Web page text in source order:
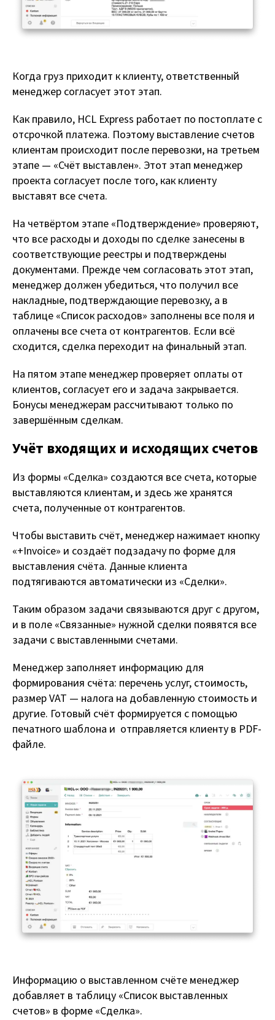
Когда груз приходит к клиенту, ответственный
менеджер согласует этот этап.
Как правило, HCL Express работает по постоплате с
отсрочкой платежа. Поэтому выставление счетов
клиентам происходит после перевозки, на третьем
этапе — «Счёт выставлен». Этот этап менеджер
проекта согласует после того, как клиенту
выставят все счета.
На четвёртом этапе «Подтверждение» проверяют,
что все расходы и доходы по сделке занесены в
соответствующие реестры и подтверждены
документами. Прежде чем согласовать этот этап,
менеджер должен убедиться, что получил все
накладные, подтверждающие перевозку, а в
таблице «Список расходов» заполнены все поля и
оплачены все счета от контрагентов. Если всё
сходится, сделка переходит на финальный этап.
На пятом этапе менеджер проверяет оплаты от
клиентов, согласует его и задача закрывается.
Бонусы менеджерам рассчитывают только по
завершённым сделкам.
Учёт входящих и исходящих счетов
Из формы «Сделка» создаются все счета, которые
выставляются клиентам, и здесь же хранятся
счета, полученные от контрагентов.
Чтобы выставить счёт, менеджер нажимает кнопку
«+Invoice» и создаёт подзадачу по форме для
выставления счёта. Данные клиента
подтягиваются автоматически из «Сделки».
Таким образом задачи связываются друг с другом,
и в поле «Связанные» нужной сделки появятся все
задачи с выставленными счетами.
Менеджер заполняет информацию для
формирования счёта: перечень услуг, стоимость,
размер VAT — налога на добавленную стоимость и
другие. Готовый счёт формируется с помощью
печатного шаблона и отправляется клиенту в PDF-
файле.
Информацию о выставленном счёте менеджер
добавляет в таблицу «Список выставленных
счетов» в форме «Сделка».